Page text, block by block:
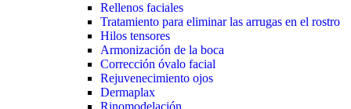
Rellenos faciales
Tratamiento para eliminar las arrugas en el rostro
Hilos tensores
Armonización de la boca
Corrección óvalo facial
Rejuvenecimiento ojos
Dermaplax
Rinomodelación